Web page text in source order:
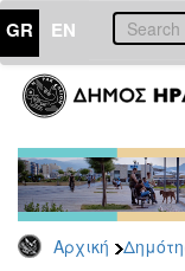
GR EN
Αρχική
ΔΗΜΟΤΗΣ
Πολιτική
Νέα
-